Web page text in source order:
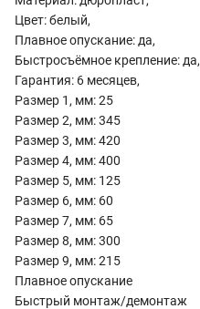
Цвет: белый,
Плавное опускание: да,
Быстросъёмное крепление: да,
Гарантия: 6 месяцев,
Размер 1, мм: 25
Размер 2, мм: 345
Размер 3, мм: 420
Размер 4, мм: 400
Размер 5, мм: 125
Размер 6, мм: 60
Размер 7, мм: 65
Размер 8, мм: 300
Размер 9, мм: 215
Плавное опускание
Быстрый монтаж/демонтаж